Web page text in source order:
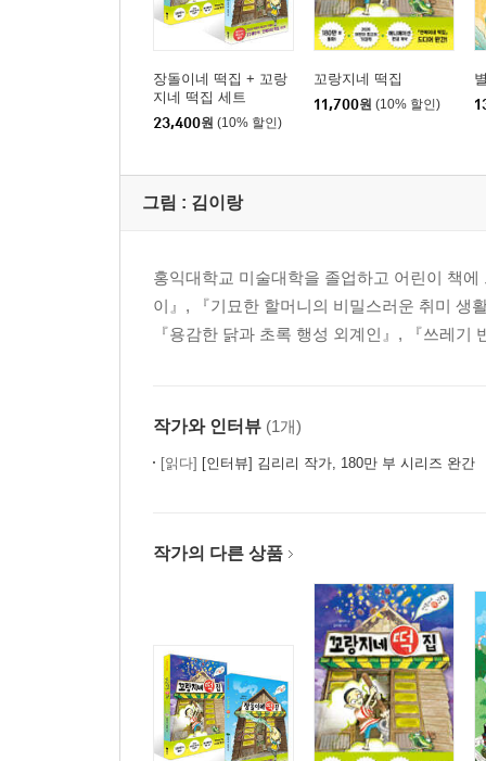
장돌이네 떡집 + 꼬랑
지네 떡집 세트
23,400원 (10% 할인)
꼬랑지네 떡집
11,700원 (10% 할인)
그림 : 김이랑
홍익대학교 미술대학을 졸업하고 어린이 책
이』, 『기묘한 할머니의 비밀스러운 취미 생
『용감한 닭과 초록 행성 외계인』, 『쓰레기
작가와 인터뷰 (1개)
[읽다] [인터뷰] 김리리 작가, 180만 부 시리즈 완간 『꼬
작가의 다른 상품